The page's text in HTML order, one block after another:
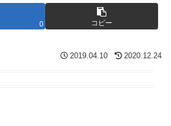
0 コピー
2019.04.10 2020.12.24